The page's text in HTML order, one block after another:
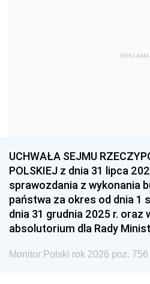
1959
1939 1938
1936 1930
REKLAMA
UCHWAŁA SEJMU
POLSKIEJ z dnia 31 lipca
sprawozdania z wykonania
państwa za okres od dnia 1
dnia 31 grudnia 2025 r. oraz
absolutorium dla Rady
Monitor Polski rok 2026 poz. 756